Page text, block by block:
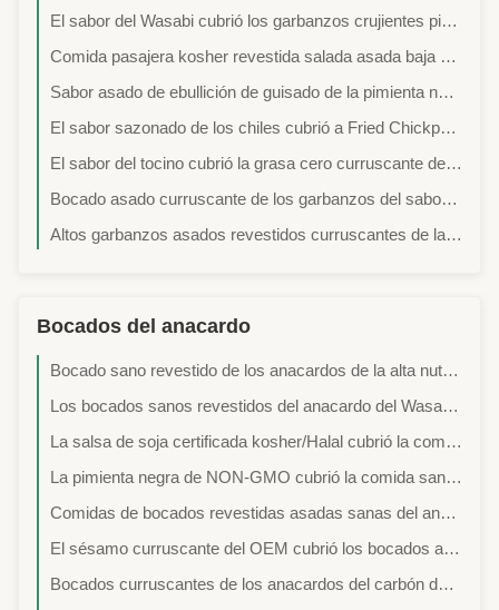
El sabor del Wasabi cubrió los garbanzos crujientes picantes escogió buen gusto a dedo en bolso del minorista
Comida pasajera kosher revestida salada asada baja en calorías de Sriracha de la nutrición de los garbanzos
Sabor asado de ebullición de guisado de la pimienta negra del Wasabi del bocado de los garbanzos
El sabor sazonado de los chiles cubrió a Fried Chickpeas curruscante NO GMO
El sabor del tocino cubrió la grasa cero curruscante de Fried Chickpeas Snack Dehydrated NO GMO
Bocado asado curruscante de los garbanzos del sabor KOSHER de la BARBACOA
Altos garbanzos asados revestidos curruscantes de la nutrición fritos por el OEM de la tecnología avanzada
Bocados del anacardo
Bocado sano revestido de los anacardos de la alta nutrición con bocados curruscantes tostados sanos del sabor del sésamo
Los bocados sanos revestidos del anacardo del Wasabi de NON-GMO/de la mostaza con la certificación Halal tostaron la comida curruscante y crujiente
La salsa de soja certificada kosher/Halal cubrió la comida sana asada de los bocados del anacardo con gusto curruscante y crujiente
La pimienta negra de NON-GMO cubrió la comida sana asada de la nuez de los bocados de los anacardos con la certificación Halal/kosher
Comidas de bocados revestidas asadas sanas del anacardo del sésamo de la harina de trigo con gusto curruscante y crujiente
El sésamo curruscante del OEM cubrió los bocados asados de los anacardos ningún color de comida Fried Nut crujiente sano
Bocados curruscantes de los anacardos del carbón de leña y crujientes sanos asados revestidos certificados kosher/Halal de la nuez